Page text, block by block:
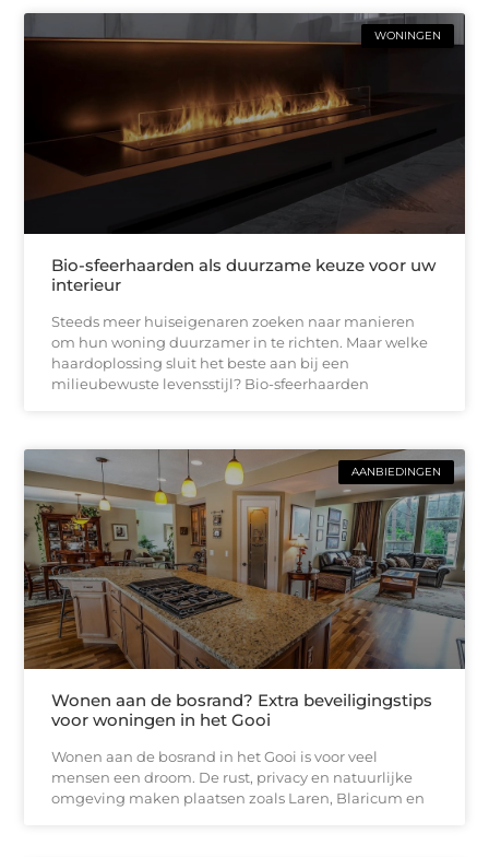
WONINGEN
Bio-sfeerhaarden als duurzame keuze voor uw
interieur
Steeds meer huiseigenaren zoeken naar manieren
om hun woning duurzamer in te richten. Maar welke
haardoplossing sluit het beste aan bij een
milieubewuste levensstijl? Bio-sfeerhaarden
AANBIEDINGEN
Wonen aan de bosrand? Extra beveiligingstips
voor woningen in het Gooi
Wonen aan de bosrand in het Gooi is voor veel
mensen een droom. De rust, privacy en natuurlijke
omgeving maken plaatsen zoals Laren, Blaricum en